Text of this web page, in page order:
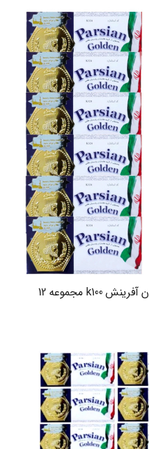
سکه گرمی طلا 18 عیار مدل پارسیان آفرینش k100 مجموعه 12